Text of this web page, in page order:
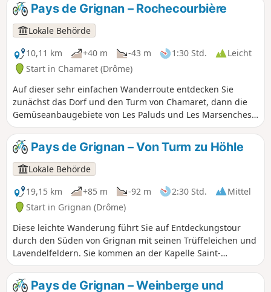
Pays de Grignan – Rochecourbière
Lokale Behörde
10,11 km
+40 m -43 m 1:30 Std.
Leicht
Start in Chamaret (Drôme)
Auf dieser sehr einfachen Wanderroute entdecken Sie
zunächst das Dorf und den Turm von Chamaret, dann die
Gemüseanbaugebiete von Les Paluds und Les Marsenches.
An einer Weggabelung sehen Sie das wunderschöne
Steinkreuz von Les Vicaires, um anschließend die fabelhafte
Grotte de Rochecourbière und den Steintisch von Madame
de Sévigné zu entdecken. Schöne Wege durch Trüffeleichen
und Lavendelfelder führen Sie zurück nach Chamaret,
vorbei an der wunderschönen Kapelle Saint-Barthélémy.
Pays de Grignan – Von Turm zu Höhle
Lokale Behörde
19,15 km
+85 m -92 m 2:30 Std.
Mittel
Start in Grignan (Drôme)
Diese leichte Wanderung führt Sie auf Entdeckungstour
durch den Süden von Grignan mit seinen Trüffeleichen und
Lavendelfeldern. Sie kommen an der Kapelle Saint-
Barthélémy sowie am Dorf Chamaret mit seinem berühmten
Turm vorbei. Sie folgen einem malerischen Weg entlang
Pays de Grignan – Weinberge und